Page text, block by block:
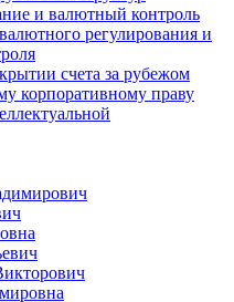
и валютный контроль
регулирования и
счета за рубежом
корпоративному праву